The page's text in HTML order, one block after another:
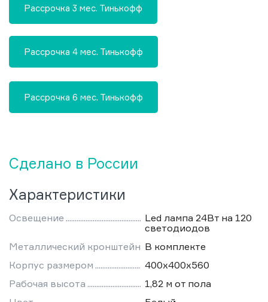
Сделано в России
Характеристики
Освещение
Led лампа 24Вт на 120
светодиодов
Металлический кронштейн В комплекте
Корпус размером
400х400х560
Рабочая высота
1,82 м от пола
Рассрочка 3 мес. Тинькофф
Рассрочка 4 мес. Тинькофф
Рассрочка 6 мес. Тинькофф